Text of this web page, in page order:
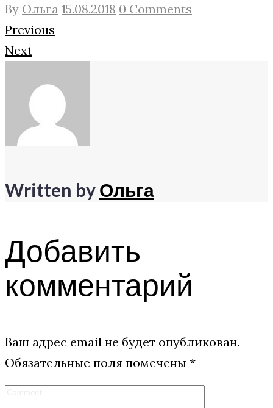
By Ольга 15.08.2018 0 Comments
Facebook
Twitter
Google+
Навигация
по
записям
Previous
Next
Written byОльга
Добавить
комментарий
Ваш адрес email не будет опубликован.
Обязательные поля помечены *